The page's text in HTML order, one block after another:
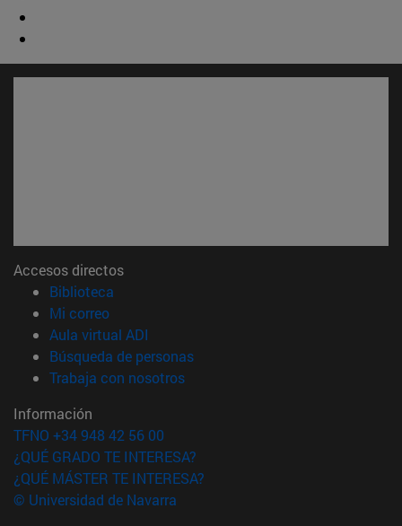
Accesos directos
Biblioteca
Mi correo(abre en nueva ventana)
Aula virtual ADI
Búsqueda de personas(abre en nueva ventana)
Trabaja con nosotros(abre en nueva ventana)
Información
TFNO +34 948 42 56 00
¿QUÉ GRADO TE INTERESA?
¿QUÉ MÁSTER TE INTERESA?
© Universidad de Navarra